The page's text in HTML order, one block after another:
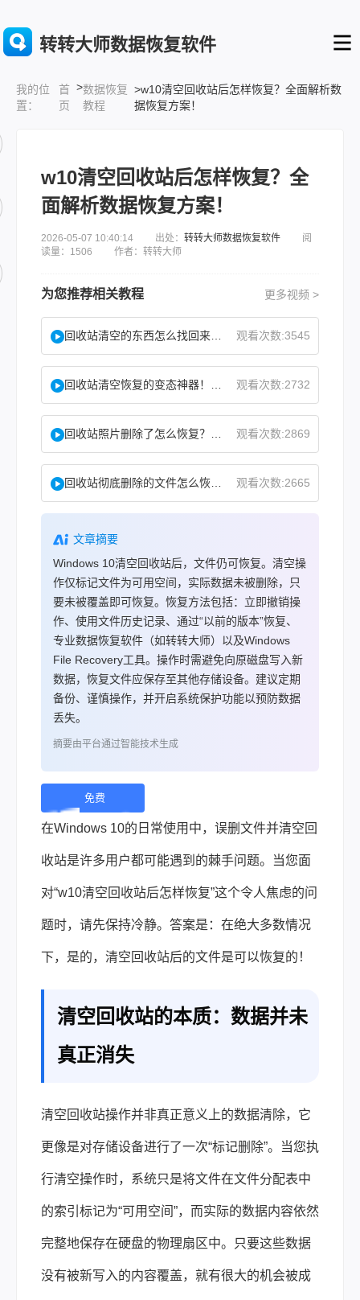
转转大师数据恢复软件
我的位
置：
首
页
>数据恢复
教程
>w10清空回收站后怎样恢复？全面解析数
据恢复方案！
w10清空回收站后怎样恢复？全
面解析数据恢复方案！
2026-05-07 10:40:14 出处： 转转大师数据恢复软件 阅
读量：1506 作者：转转大师
为您推荐相关教程 更多视频 >
观看次数:3545
观看次数:2732
观看次数:2869
观看次数:2665
文章摘要
Windows 10清空回收站后，文件仍可恢复。清空操
作仅标记文件为可用空间，实际数据未被删除，只
要未被覆盖即可恢复。恢复方法包括：立即撤销操
作、使用文件历史记录、通过“以前的版本”恢复、
专业数据恢复软件（如转转大师）以及Windows
File Recovery工具。操作时需避免向原磁盘写入新
数据，恢复文件应保存至其他存储设备。建议定期
备份、谨慎操作，并开启系统保护功能以预防数据
丢失。
摘要由平台通过智能技术生成
免费
下
载 |
在Windows 10的日常使用中，误删文件并清空回
收站是许多用户都可能遇到的棘手问题。当您面
对“w10清空回收站后怎样恢复”这个令人焦虑的问
题时，请先保持冷静。答案是：在绝大多数情况
下，是的，清空回收站后的文件是可以恢复的！
清空回收站的本质：数据并未
真正消失
清空回收站操作并非真正意义上的数据清除，它
更像是对存储设备进行了一次“标记删除”。当您执
行清空操作时，系统只是将文件在文件分配表中
的索引标记为“可用空间”，而实际的数据内容依然
完整地保存在硬盘的物理扇区中。只要这些数据
没有被新写入的内容覆盖，就有很大的机会被成